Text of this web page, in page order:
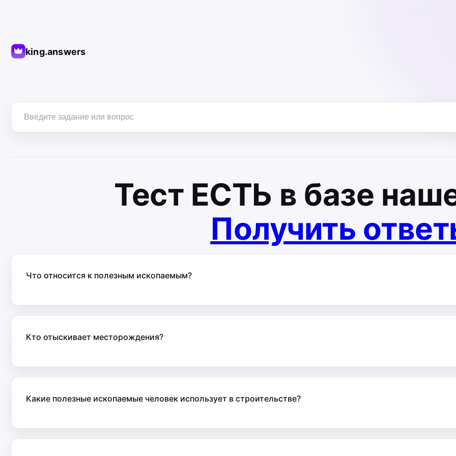
king.answers
Тест ЕСТЬ в базе
Получить
Что относится к полезным ископаемым?
Кто отыскивает месторождения?
Какие полезные ископаемые человек использует в строительстве?